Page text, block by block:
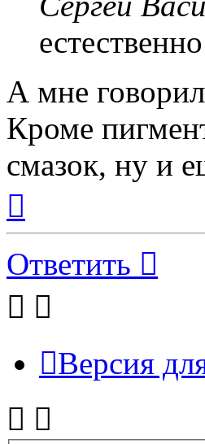
естественно
А мне
Кроме
смазок, ну и
началу
Ответить
Версия